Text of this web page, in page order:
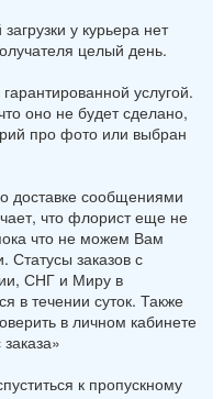
у курьера нет
целый день.
услугой.
оно не будет сделано,
про фото или выбран
доставке сообщениями
что флорист еще не
что не можем Вам
Статусы заказов с
СНГ и Миру в
в течении суток. Также
в личном кабинете
к пропускному